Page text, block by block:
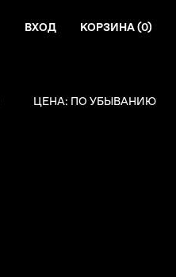
ВХОД КОРЗИНА (0)
ЦЕНА: ПО УБЫВАНИЮ